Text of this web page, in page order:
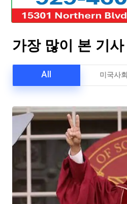
가장 많이 본 기사
All 미국사회